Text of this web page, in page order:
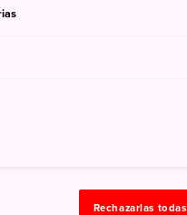
Rechazarlas todas